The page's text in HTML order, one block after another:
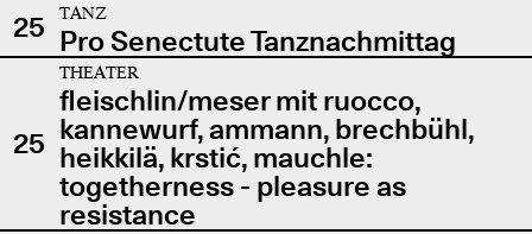
25
TANZ
Pro Senectute Tanznachmittag
25
THEATER
fleischlin/meser mit ruocco,
kannewurf, ammann, brechbühl,
heikkilä, krstić, mauchle:
togetherness - pleasure as
resistance